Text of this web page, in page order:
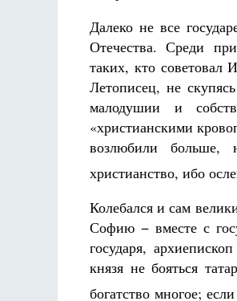
Далеко не все
Отечества. Среди
таких, кто советовал
Летописец, не
малодушии и
«христианскими
возлюбили больше,
христианство, ибо
Колебался и сам
Софию − вместе с
государя,
князя не бояться
богатство многое;